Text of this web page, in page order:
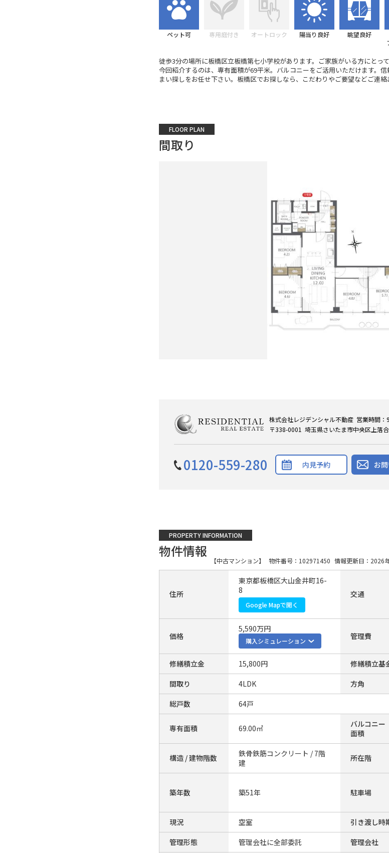
ペット可 専用庭付き オートロック 陽当り良好 眺望良好
徒歩3分の場所に板橋区立板橋第七小学校があります。ご家族がいる方にとっ
今回紹介するのは、専有面積が69平米。バルコニーをご活用いただけます。
まい探しをお任せ下さい。板橋区でお探しなら、こだわりやご要望などご連絡
FLOOR PLAN
間取り
株式会社レジデンシャル不動産 営業時間：
〒338-0001 埼玉県さいたま市中央区上落
0120-559-280 内見予約 お
PROPERTY INFORMATION
物件情報
【中古マンション】 物件番号：102971450 情報更新日：2026
住所
東京都板橋区大山金井町16-
8
Google Mapで開く
交通
価格
5,590万円
購入シミュレーション 管理費
修繕積立金 15,800円 修繕積立基
間取り
4LDK 方角
総戸数
64戸
専有面積 69.00㎡
バルコニー
面積
構造 / 建物階数
鉄骨鉄筋コンクリート / 7階
建
所在階
築年数 築51年 駐車場
現況
空室 引き渡し時
管理形態
管理会社に全部委託 管理会社